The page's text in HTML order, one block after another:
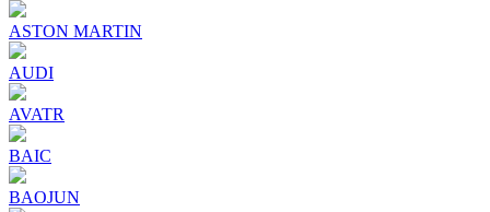
ASTON MARTIN
AUDI
AVATR
BAIC
BAOJUN